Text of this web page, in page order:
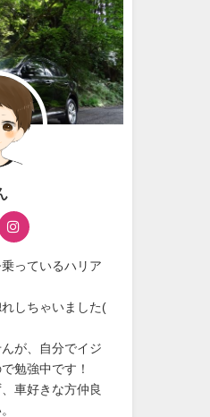
っているハリア
しちゃいました(
が、自分でイジ
勉強中です！
車好きな方仲良